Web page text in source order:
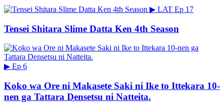
▶ LAT Ep 17
Tensei Shitara Slime Datta Ken 4th Season
▶ Ep 6
Koko wa Ore ni Makasete Saki ni Ike to Ittekara 10-
nen ga Tattara Densetsu ni Natteita.